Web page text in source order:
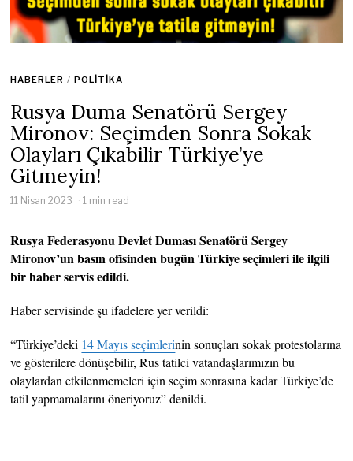
HABERLER / POLITIKA
Rusya Duma Senatörü Sergey
Mironov: Seçimden Sonra Sokak
Olayları Çıkabilir Türkiye’ye
Gitmeyin!
11 Nisan 2023 1 min read
Rusya Federasyonu Devlet Duması Senatörü Sergey
Mironov’un basın ofisinden bugün Türkiye seçimleri ile ilgili
bir haber servis edildi.
Haber servisinde şu ifadelere yer verildi:
“Türkiye’deki 14 Mayıs seçimlerinin sonuçları sokak protestolarına
ve gösterilere dönüşebilir, Rus tatilci vatandaşlarımızın bu
olaylardan etkilenmemeleri için seçim sonrasına kadar Türkiye’de
tatil yapmamalarını öneriyoruz” denildi.